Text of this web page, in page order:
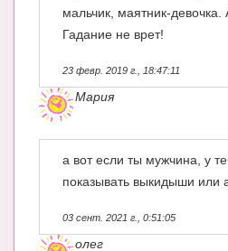
мальчик, маятник-девочка.
Гадание не врет!
23 февр. 2019 г., 18:47:11
Мария
а вот если ты мужчина, у
показывать выкидыши или
03 сент. 2021 г., 0:51:05
олег